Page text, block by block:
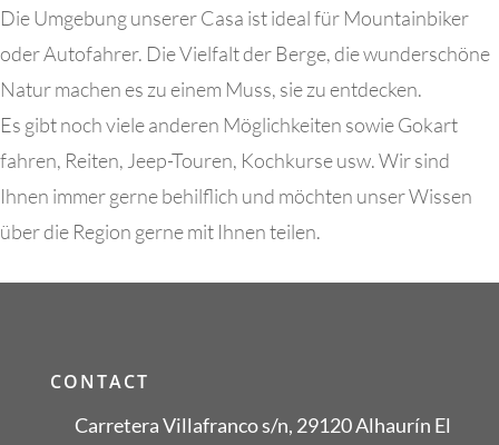
Die Umgebung unserer Casa ist ideal für Mountainbiker
oder Autofahrer. Die Vielfalt der Berge, die wunderschöne
Natur machen es zu einem Muss, sie zu entdecken.
Es gibt noch viele anderen Möglichkeiten sowie Gokart
fahren, Reiten, Jeep-Touren, Kochkurse usw. Wir sind
Ihnen immer gerne behilflich und möchten unser Wissen
über die Region gerne mit Ihnen teilen.
CONTACT
Carretera Villafranco s/n, 29120 Alhaurín El